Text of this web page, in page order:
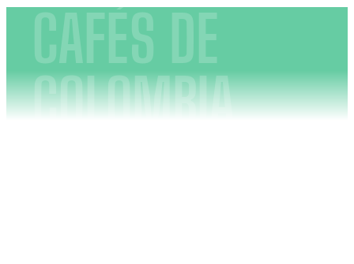
CAFÉS DE
COLOMBIA